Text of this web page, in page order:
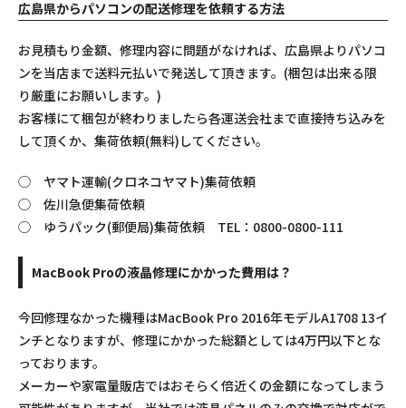
広島県からパソコンの配送修理を依頼する方法
お見積もり金額、修理内容に問題がなければ、広島県よりパソコ
ンを当店まで送料元払いで発送して頂きます。(梱包は出来る限
り厳重にお願いします。)
お客様にて梱包が終わりましたら各運送会社まで直接持ち込みを
して頂くか、集荷依頼(無料)してください。
◯ ヤマト運輸(クロネコヤマト)集荷依頼
◯ 佐川急便集荷依頼
◯ ゆうパック(郵便局)集荷依頼 TEL：0800-0800-111
MacBook Proの液晶修理にかかった費用は？
今回修理なかった機種はMacBook Pro 2016年モデルA1708 13イ
ンチとなりますが、修理にかかった総額としては4万円以下とな
っております。
メーカーや家電量販店ではおそらく倍近くの金額になってしまう